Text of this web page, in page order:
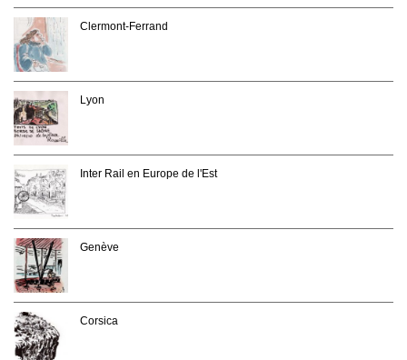
Clermont-Ferrand
Lyon
Inter Rail en Europe de l'Est
Genève
Corsica